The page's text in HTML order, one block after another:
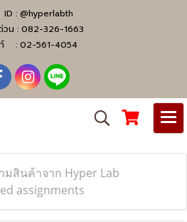
ID : @hyperlabth
น : 082-326-1663
ท์ : 02-561-4054
มสินค้าจาก Hyper Lab
assignments